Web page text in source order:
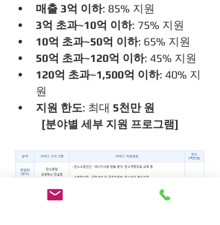
매출 3억 이하: 85% 지원
3억 초과~10억 이하: 75% 지원
10억 초과~50억 이하: 65% 지원
50억 초과~120억 이하: 45% 지원
120억 초과~1,500억 이하: 40% 지
원
지원 한도: 최대 5천만 원
[분야별 세부 지원 프로그램]